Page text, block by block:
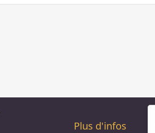
Plus d'infos